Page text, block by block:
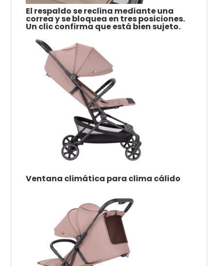
El respaldo se reclina mediante una
correa y se bloquea en tres posiciones.
Un clic confirma que está bien sujeto.
Ventana climática para clima cálido